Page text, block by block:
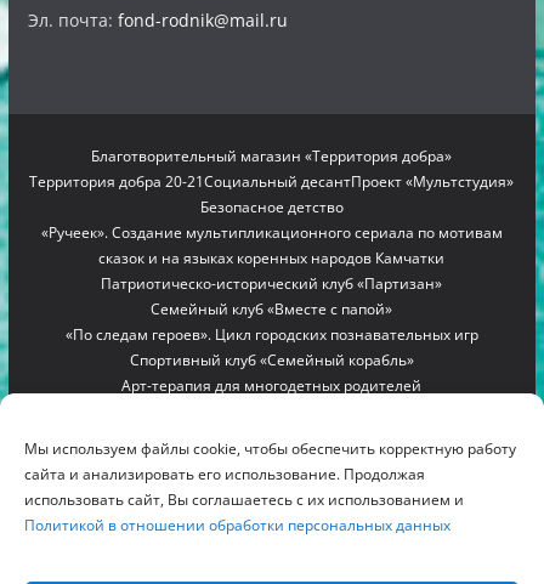
Мы используем файлы cookie, чтобы обеспечить корректную работу
сайта и анализировать его использование. Продолжая
использовать сайт, Вы соглашаетесь с их использованием и
Политикой в отношении обработки персональных данных
Эл. почта: fond-rodnik@mail.ru
Благотворительный магазин «Территория добра»
Территория добра 20-21Социальный десантПроект «Мультстудия»
Безопасное детство
«Ручеек». Создание мультипликационного сериала по мотивам
сказок и на языках коренных народов Камчатки
Патриотическо-исторический клуб «Партизан»
Семейный клуб «Вместе с папой»
«По следам героев». Цикл городских познавательных игр
Спортивный клуб «Семейный корабль»
Арт-терапия для многодетных родителей
Copyright © 2012-2026
БЛАГОТВОРИТЕЛЬНЫЙ ФОНД
"РОДНИК". All rights reserved.
Благотворительный фонд помощи многодетным семьям
Камчатки «Родник»